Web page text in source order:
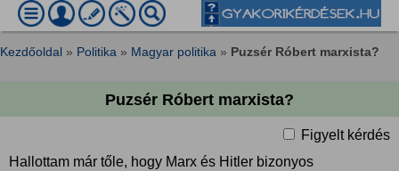
Kezdőoldal » Politika » Magyar politika » Puzsér Róbert marxista?
Puzsér Róbert marxista?
Figyelt kérdés
Hallottam már tőle, hogy Marx és Hitler bizonyos